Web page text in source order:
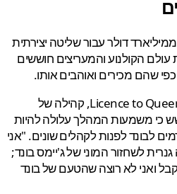
דולר עבור שליטה יצירתית
הקולנוע והמעריצים חוששים
מכירים ואוהבים אותו.
דיוויד לואוברידג'-אליס, מייסד Licence to Queer, קהילה של
משמעות המהלך עלולה להיות
לפנות לקהלים שונים. "אני
לשחזור המוני של ג'יימס בונד;
לא רוצה שהטעם של בונד